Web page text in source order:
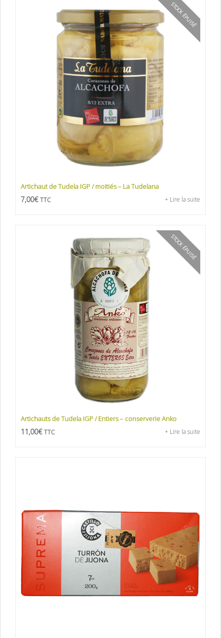
STOCK ÉPUISÉ
Artichaut de Tudela IGP / moitiés – La Tudelana
7,00€ TTC + Lire la suite
STOCK ÉPUISÉ
Artichauts de Tudela IGP / Entiers – conserverie Anko
11,00€ TTC + Lire la suite